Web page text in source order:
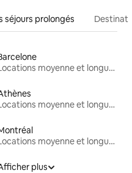
séjours prolongés
Locations moyenne et longue durée
Locations moyenne et longue durée
Locations moyenne et longue durée
plus